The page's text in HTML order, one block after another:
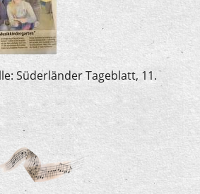
Süderländer Tageblatt, 11.
im DRK-
Eschen mit Joachim